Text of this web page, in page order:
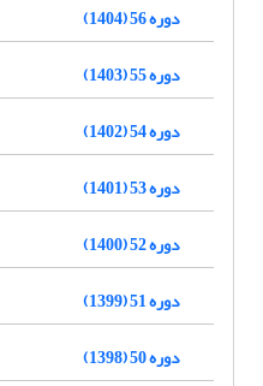
دوره 56 (1404)
دوره 55 (1403)
دوره 54 (1402)
دوره 53 (1401)
دوره 52 (1400)
دوره 51 (1399)
دوره 50 (1398)